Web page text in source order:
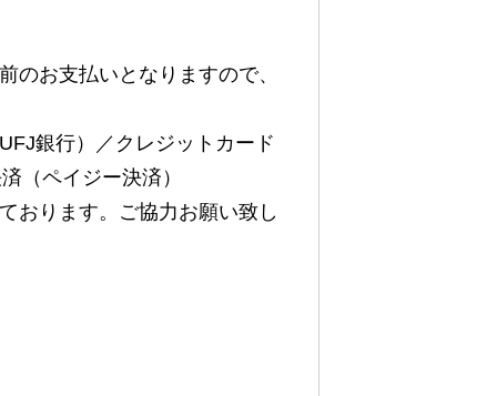
のお支払いとなりますので、
銀行）／クレジットカード
（ペイジー決済）
おります。ご協力お願い致し